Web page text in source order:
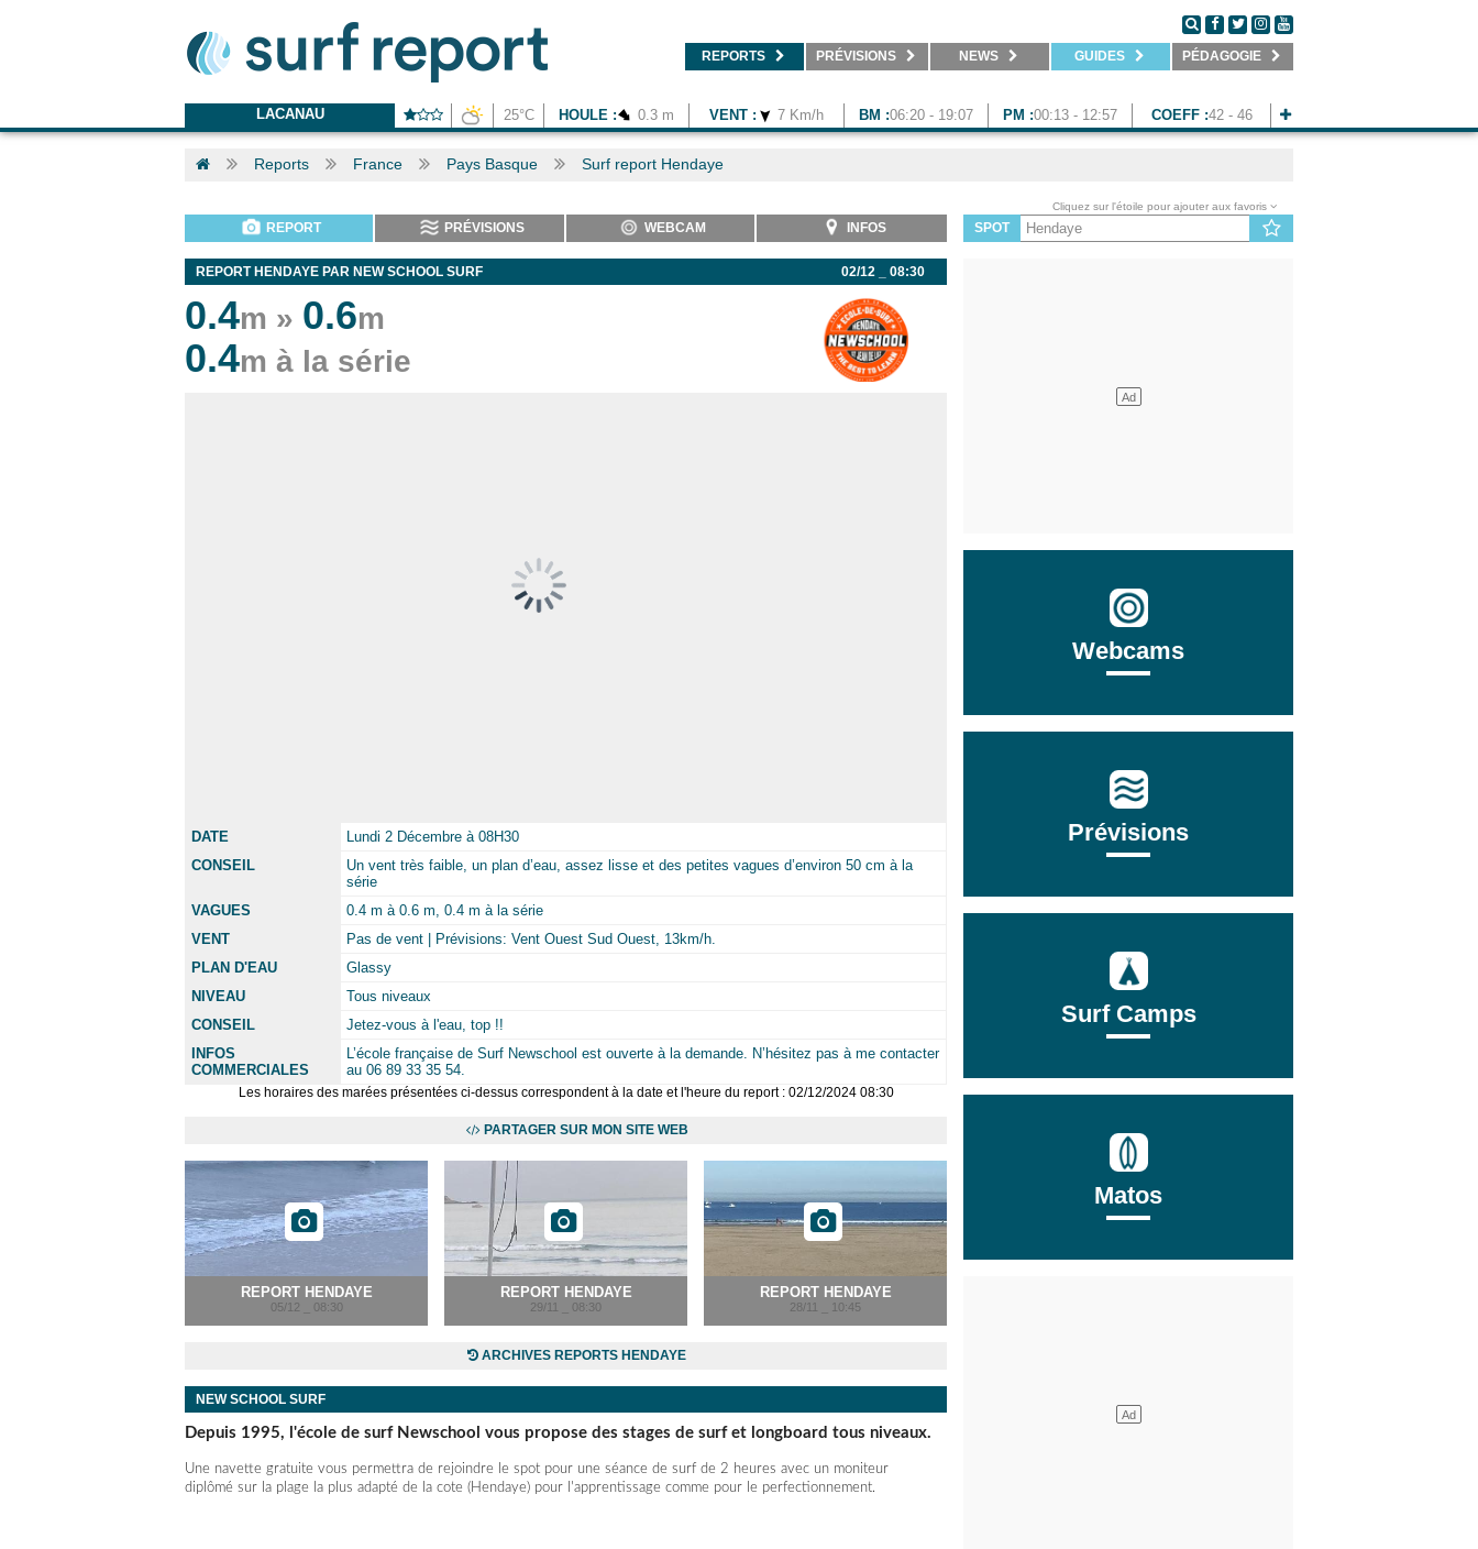
REPORTS PRÉVISIONS NEWS GUIDES PÉDAGOGIE
LACANAU 25°C HOULE : 0.3 m VENT : 7 Km/h BM :06:20 - 19:07 PM :00:13 - 12:57 COEFF :42 - 46
Reports France Pays Basque Surf report Hendaye
REPORT PRÉVISIONS WEBCAM INFOS
02/12 _ 08:30
REPORT HENDAYE PAR NEW SCHOOL SURF
0.4m » 0.6m
0.4m à la série
DATE
Lundi 2 Décembre à 08H30
CONSEIL
Un vent très faible, un plan d’eau, assez lisse et des petites vagues d’environ 50 cm à la
série
VAGUES
0.4 m à 0.6 m, 0.4 m à la série
VENT
Pas de vent | Prévisions: Vent Ouest Sud Ouest, 13km/h.
PLAN D'EAU
Glassy
NIVEAU
Tous niveaux
CONSEIL
Jetez-vous à l'eau, top !!
INFOS
COMMERCIALES
L’école française de Surf Newschool est ouverte à la demande. N’hésitez pas à me contacter
au 06 89 33 35 54.
Les horaires des marées présentées ci-dessus correspondent à la date et l'heure du report : 02/12/2024 08:30
PARTAGER SUR MON SITE WEB
REPORT HENDAYE
05/12 _ 08:30
REPORT HENDAYE
29/11 _ 08:30
REPORT HENDAYE
28/11 _ 10:45
ARCHIVES REPORTS HENDAYE
NEW SCHOOL SURF
Depuis 1995, l'école de surf Newschool vous propose des stages de surf et longboard tous niveaux.
Une navette gratuite vous permettra de rejoindre le spot pour une séance de surf de 2 heures avec un moniteur
diplômé sur la plage la plus adapté de la cote (Hendaye) pour l'apprentissage comme pour le perfectionnement.
Cliquez sur l'étoile pour ajouter aux favoris
SPOT
Webcams
Prévisions
Surf Camps
Matos